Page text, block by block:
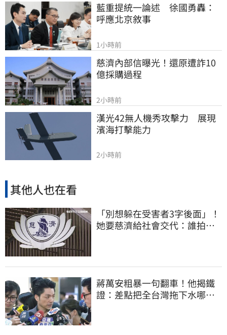
藍重提統一論述　徐國勇轟：
呼應北京敘事
1小時前
慈濟內部信曝光！還原遭詐10
億採購過程
2小時前
漢光42無人機秀攻擊力　展現
濱海打擊能力
2小時前
其他人也在看
「別想躲在受害者3字後面」！
她要慈濟給社會交代：誰拍板
蔣萬安粗暴一句翻車！他揭鐵
證：差點把全台灣拖下水哪時